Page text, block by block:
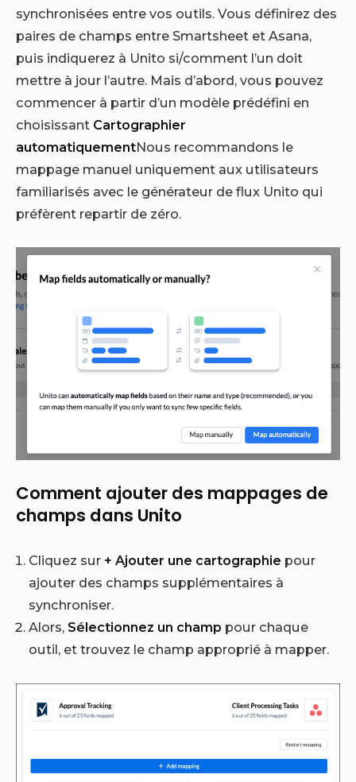
synchronisées entre vos outils. Vous définirez des
paires de champs entre Smartsheet et Asana,
puis indiquerez à Unito si/comment l’un doit
mettre à jour l’autre. Mais d’abord, vous pouvez
commencer à partir d’un modèle prédéfini en
choisissant Cartographier
automatiquementNous recommandons le
mappage manuel uniquement aux utilisateurs
familiarisés avec le générateur de flux Unito qui
préfèrent repartir de zéro.
Comment ajouter des mappages de
champs dans Unito
Cliquez sur + Ajouter une cartographie pour
ajouter des champs supplémentaires à
synchroniser.
Alors, Sélectionnez un champ pour chaque
outil, et trouvez le champ approprié à mapper.